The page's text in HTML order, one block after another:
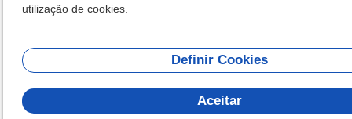
utilização de cookies.
Definir Cookies
Aceitar